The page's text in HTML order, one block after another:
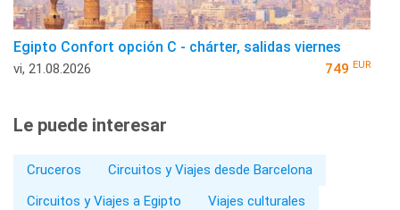
Egipto Confort opción C - chárter, salidas viernes
vi, 21.08.2026 749 EUR
Le puede interesar
Cruceros
Circuitos y Viajes desde Barcelona
Circuitos y Viajes a Egipto
Viajes culturales